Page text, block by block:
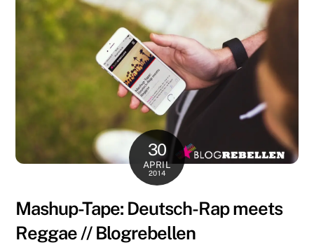
30
APRIL
2014
Mashup-Tape: Deutsch-Rap meets
Reggae // Blogrebellen